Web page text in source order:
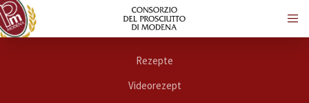
Rezepte
Videorezept